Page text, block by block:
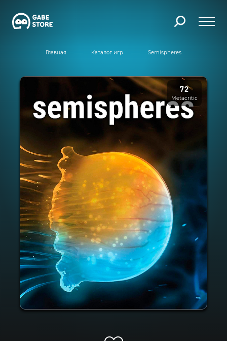
Главная Каталог игр Semispheres
72
Metacritic